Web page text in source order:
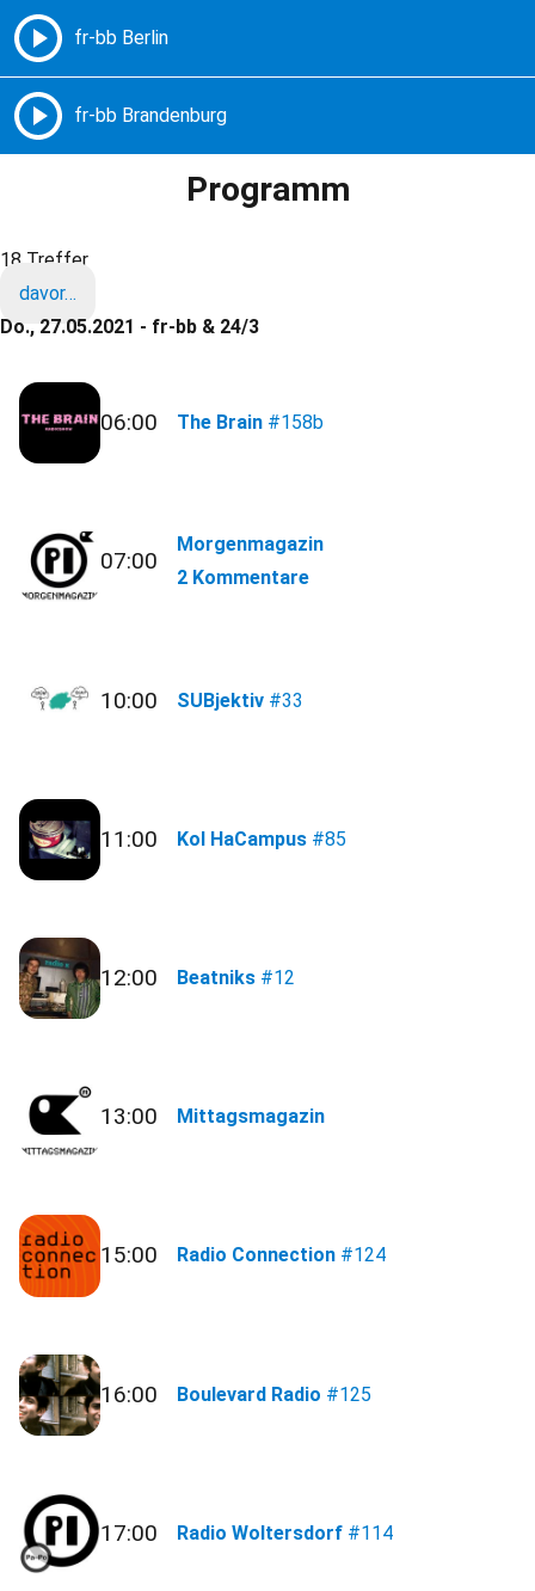
Freie Radios – Berlin Brandenburg
Programm
18 Treffer
davor…
Do., 27.05.2021 - fr-bb & 24/3
06:00 The Brain #158b
07:00
Morgenmagazin
2 Kommentare
10:00 SUBjektiv #33
11:00 Kol HaCampus #85
12:00 Beatniks #12
13:00 Mittagsmagazin
15:00 Radio Connection #124
16:00 Boulevard Radio #125
17:00 Radio Woltersdorf #114